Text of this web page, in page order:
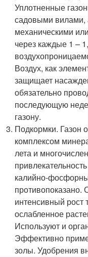
Уплотненные
садовыми вилами,
механическими
через каждые 1 –
Воздух, как
защищает
обязательно
последующую
газону.
Подкормки. Газон
комплексом
лета и
калийно-
противопоказано.
интенсивный рост
ослабленное
Используют и
Эффективно
золы. Удобрения